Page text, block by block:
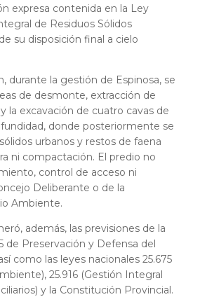
expresa contenida en la Ley
de Residuos Sólidos
su disposición final a cielo
durante la gestión de Espinosa, se
de desmonte, extracción de
la excavación de cuatro cavas de
donde posteriormente se
urbanos y restos de faena
ni compactación. El predio no
control de acceso ni
Deliberante o de la
Ambiente.
además, las previsiones de la
de Preservación y Defensa del
como las leyes nacionales 25.675
25.916 (Gestión Integral
y la Constitución Provincial.